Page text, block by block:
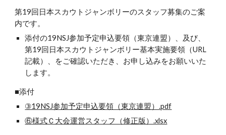
第19回日本スカウトジャンボリーのスタッフ募集のご案
内です。
添付の19NSJ参加予定申込要領（東京連盟）、及び、
第19回日本スカウトジャンボリー基本実施要領（URL
記載）、をご確認いただき、お申し込みをお願いいた
します。
■添付
③19NSJ参加予定申込要領（東京連盟）.pdf
⑥様式Ｃ大会運営スタッフ（修正版）.xlsx